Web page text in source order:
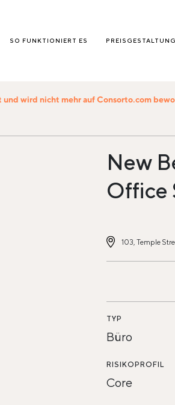
SO FUNKTIONIERT ES PREISGESTALTUNG
wird nicht mehr auf Consorto.com
New
Office
103, Temple
TYP
Büro
RISIKOPROFIL
Core